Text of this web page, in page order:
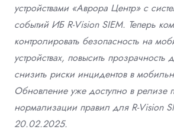
устройствами «Аврора Центр» с
событий ИБ R-Vision SIEM. Теперь
контролировать безопасность на
устройствах, повысить прозрачность
снизить риски инцидентов в
Обновление уже доступно в релизе
нормализации правил для R-Vision
20.02.2025.